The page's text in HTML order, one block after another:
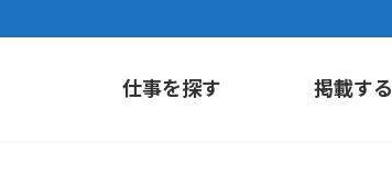
仕事を探す 掲載する